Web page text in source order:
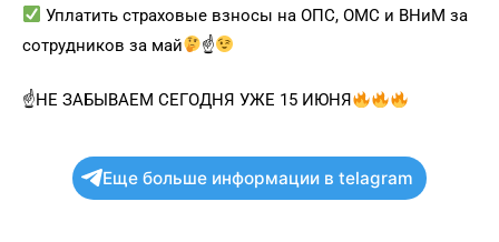
Уплатить страховые взносы на ОПС, ОМС и ВНиМ за
сотрудников за май
☝
☝НЕ ЗАБЫВАЕМ СЕГОДНЯ УЖЕ 15 ИЮНЯ
Еще больше информации в telagram